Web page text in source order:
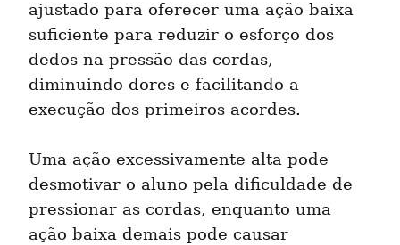
ajustado para oferecer uma ação baixa
suficiente para reduzir o esforço dos
dedos na pressão das cordas,
diminuindo dores e facilitando a
execução dos primeiros acordes.
Uma ação excessivamente alta pode
desmotivar o aluno pela dificuldade de
pressionar as cordas, enquanto uma
ação baixa demais pode causar